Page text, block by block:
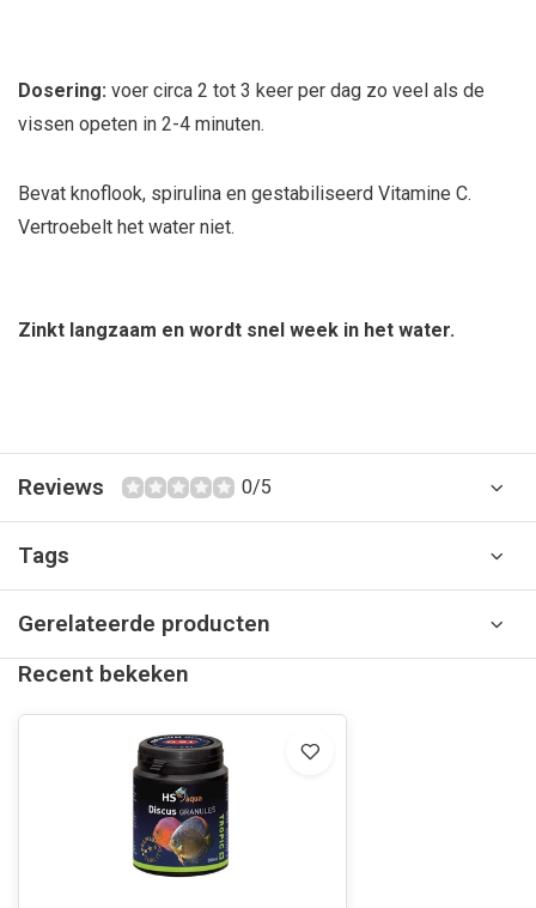
Dosering: voer circa 2 tot 3 keer per dag zo veel als de
vissen opeten in 2-4 minuten.
Bevat knoflook, spirulina en gestabiliseerd Vitamine C.
Vertroebelt het water niet.
Zinkt langzaam en wordt snel week in het water.
Reviews 0/5
Tags
Gerelateerde producten
Recent bekeken